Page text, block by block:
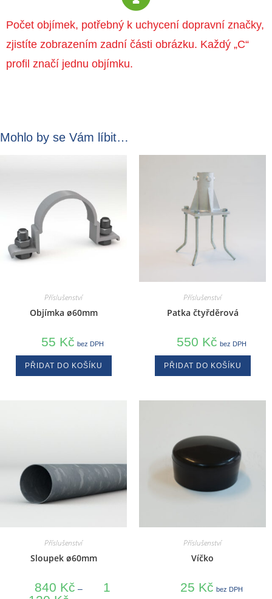
Počet objímek, potřebný k uchycení dopravní značky,
zjistíte zobrazením zadní části obrázku. Každý „C“
profil značí jednu objímku.
Mohlo by se Vám líbit…
Příslušenství
Objímka ø60mm
55 Kč bez DPH
PŘIDAT DO KOŠÍKU
Příslušenství
Patka čtyřděrová
550 Kč bez DPH
PŘIDAT DO KOŠÍKU
Příslušenství
Sloupek ø60mm
840 Kč –
1
Příslušenství
Víčko
25 Kč bez DPH